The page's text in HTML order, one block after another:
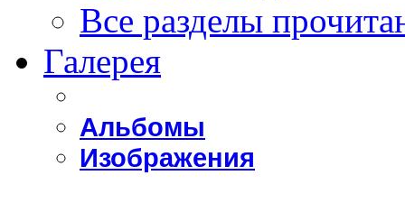
Все разделы
Галерея
Альбомы
Изображения